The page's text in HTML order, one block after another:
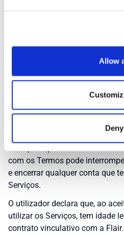
Allow
Deny
A Flair reserva-se o direito de,
notificar o utilizador de que
qualquer altura. A utilização
estes Termos constitui o
aceitação dos Termos
e/ou alterados entrarão em
sua publicação e aplicar-se-ão
com os Termos pode
e encerrar qualquer conta que
Serviços.
O utilizador declara que, ao
utilizar os Serviços, tem idade
contrato vinculativo com a Flair.